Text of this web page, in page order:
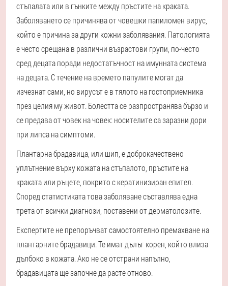
стъпалата или в гънките между пръстите на краката.
Заболяването се причинява от човешки папиломен вирус,
който е причина за други кожни заболявания. Патологията
е често срещана в различни възрастови групи, по-често
сред децата поради недостатъчност на имунната система
на децата. С течение на времето папулите могат да
изчезнат сами, но вирусът е в тялото на гостоприемника
през целия му живот. Болестта се разпространява бързо и
се предава от човек на човек: носителите са заразни дори
при липса на симптоми.
Плантарна брадавица, или шип, е доброкачествено
уплътнение върху кожата на стъпалото, пръстите на
краката или ръцете, покрито с кератинизиран епител.
Според статистиката това заболяване съставлява една
трета от всички диагнози, поставени от дерматолозите.
Експертите не препоръчват самостоятелно премахване на
плантарните брадавици. Те имат дълъг корен, който влиза
дълбоко в кожата. Ако не се отстрани напълно,
брадавицата ще започне да расте отново.